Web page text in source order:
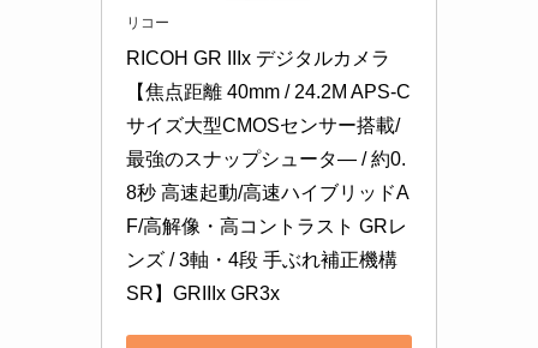
リコー
RICOH GR IIIx デジタルカメラ
【焦点距離 40mm / 24.2M APS-C
サイズ大型CMOSセンサー搭載/
最強のスナップシュータ― / 約0.
8秒 高速起動/高速ハイブリッドA
F/高解像・高コントラスト GRレ
ンズ / 3軸・4段 手ぶれ補正機構
SR】GRIIIx GR3x